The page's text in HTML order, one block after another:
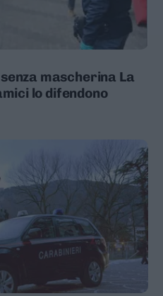
mascherina La
lo difendono